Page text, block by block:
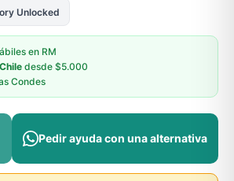
Unlocked
en RM
desde $5.000
Condes
Pedir ayuda con una alternativa